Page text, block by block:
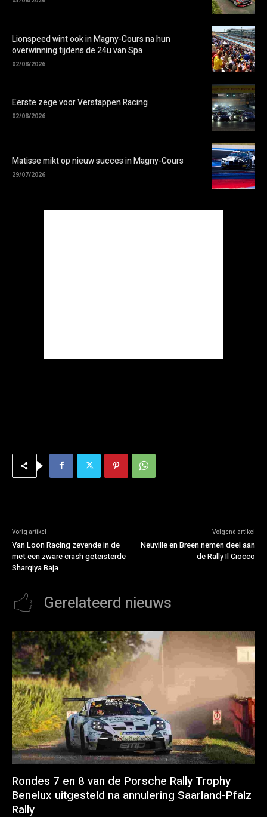
Lionspeed wint ook in Magny-Cours na hun
overwinning tijdens de 24u van Spa
02/08/2026
Eerste zege voor Verstappen Racing
02/08/2026
Matisse mikt op nieuw succes in Magny-Cours
29/07/2026
Vorig artikel
Van Loon Racing zevende in de
met een zware crash geteisterde
Sharqiya Baja
Volgend artikel
Neuville en Breen nemen deel aan
de Rally Il Ciocco
Gerelateerd nieuws
Rondes 7 en 8 van de Porsche Rally Trophy
Benelux uitgesteld na annulering Saarland-Pfalz
Rally